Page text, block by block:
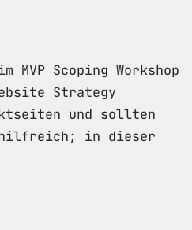
Scoping Workshop
Strategy
und sollten
hilfreich; in dieser